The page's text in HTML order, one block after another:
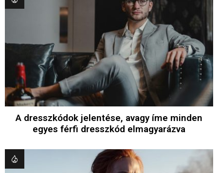
A dresszkódok jelentése, avagy íme minden
egyes férfi dresszkód elmagyarázva